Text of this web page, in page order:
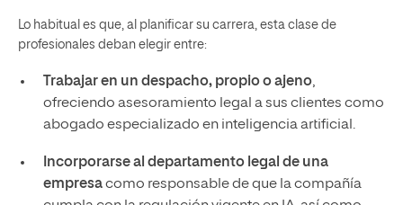
Lo habitual es que, al planificar su carrera, esta clase de
profesionales deban elegir entre:
Trabajar en un despacho, propio o ajeno,
ofreciendo asesoramiento legal a sus clientes como
abogado especializado en inteligencia artificial.
Incorporarse al departamento legal de una
empresacomo responsable de que la compañía